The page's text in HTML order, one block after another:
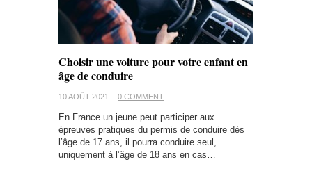
Choisir une voiture pour votre enfant en
âge de conduire
10 AOÛT 2021 0 COMMENT
En France un jeune peut participer aux
épreuves pratiques du permis de conduire dès
l’âge de 17 ans, il pourra conduire seul,
uniquement à l’âge de 18 ans en cas…